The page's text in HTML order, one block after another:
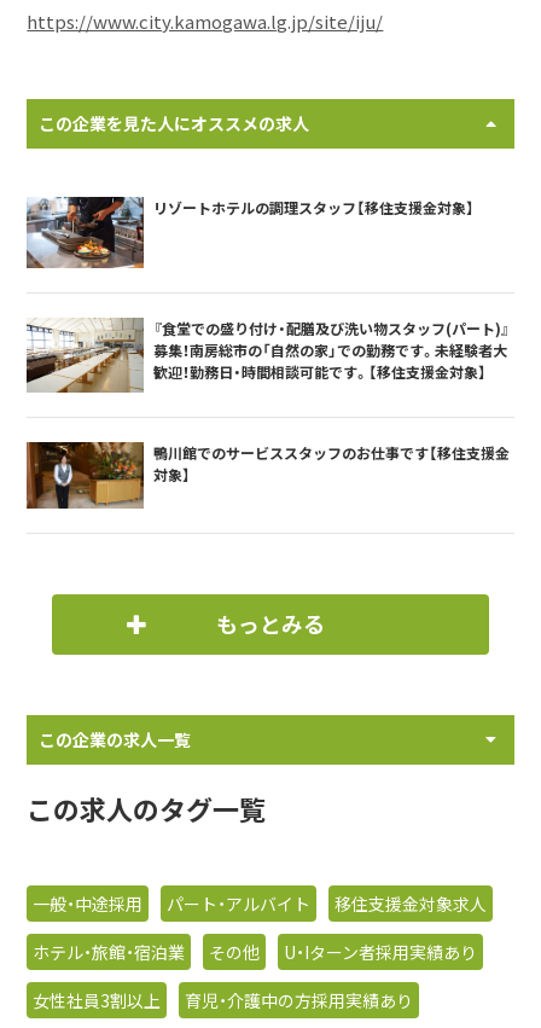
https://www.city.kamogawa.lg.jp/site/iju/
この企業を見た人にオススメの求人
リゾートホテルの調理スタッフ【移住支援金対象】
『食堂での盛り付け・配膳及び洗い物スタッフ(パート)』
募集！南房総市の「自然の家」での勤務です。未経験者大
歓迎！勤務日・時間相談可能です。【移住支援金対象】
鴨川館でのサービススタッフのお仕事です【移住支援金
対象】
もっとみる
この企業の求人一覧
この求人のタグ一覧
一般・中途採用 パート・アルバイト
移住支援金対象求人
ホテル・旅館・宿泊業
その他
U・Iターン者採用実績あり
女性社員3割以上
育児・介護中の方採用実績あり